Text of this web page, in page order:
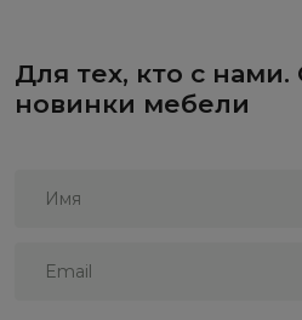
Для тех, кто с
новинки мебели